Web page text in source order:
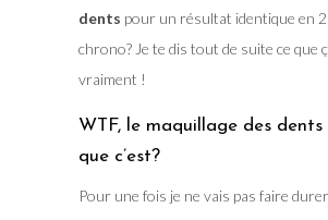
dents pour un résultat identique en
chrono? Je te dis tout de suite ce que
vraiment !
WTF, le maquillage des dents
que c’est?
Pour une fois je ne vais pas faire